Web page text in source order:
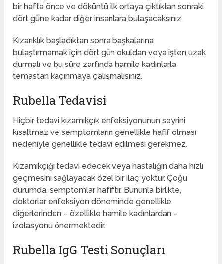
bir hafta önce ve döküntü ilk ortaya çıktıktan sonraki
dört güne kadar diğer insanlara bulaşacaksınız.
Kızarıklık başladıktan sonra başkalarına
bulaştırmamak için dört gün okuldan veya işten uzak
durmalı ve bu süre zarfında hamile kadınlarla
temastan kaçınmaya çalışmalısınız.
Rubella Tedavisi
Hiçbir tedavi kızamıkçık enfeksiyonunun seyrini
kısaltmaz ve semptomların genellikle hafif olması
nedeniyle genellikle tedavi edilmesi gerekmez.
Kızamıkçığı tedavi edecek veya hastalığın daha hızlı
geçmesini sağlayacak özel bir ilaç yoktur. Çoğu
durumda, semptomlar hafiftir. Bununla birlikte,
doktorlar enfeksiyon döneminde genellikle
diğerlerinden – özellikle hamile kadınlardan –
izolasyonu önermektedir.
Rubella IgG Testi Sonuçları